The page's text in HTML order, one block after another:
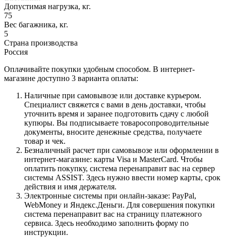
Допустимая нагрузка, кг.
75
Вес багажника, кг.
5
Страна производства
Россия
Оплачивайте покупки удобным способом. В интернет-
магазине доступно 3 варианта оплаты:
Наличные при самовывозе или доставке курьером.
Специалист свяжется с вами в день доставки, чтобы
уточнить время и заранее подготовить сдачу с любой
купюры. Вы подписываете товаросопроводительные
документы, вносите денежные средства, получаете
товар и чек.
Безналичный расчет при самовывозе или оформлении в
интернет-магазине: карты Visa и MasterCard. Чтобы
оплатить покупку, система перенаправит вас на сервер
системы ASSIST. Здесь нужно ввести номер карты, срок
действия и имя держателя.
Электронные системы при онлайн-заказе: PayPal,
WebMoney и Яндекс.Деньги. Для совершения покупки
система перенаправит вас на страницу платежного
сервиса. Здесь необходимо заполнить форму по
инструкции.